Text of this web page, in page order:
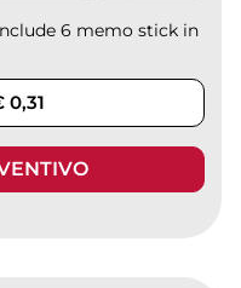
6 memo stick in
0,31